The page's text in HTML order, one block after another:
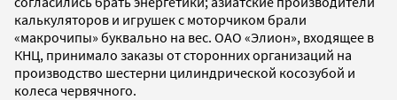
калькуляторов и игрушек с моторчиком брали
«макрочипы» буквально на вес. ОАО «Элион», входящее в
КНЦ, принимало заказы от сторонних организаций на
производство шестерни цилиндрической косозубой и
колеса червячного.